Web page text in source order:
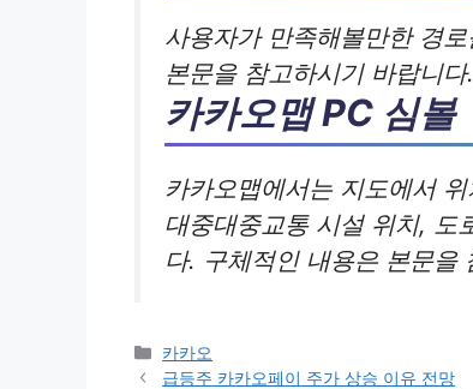
사용자가 만족해볼만한 경
본문을 참고하시기 바랍니다.
카카오맵 PC 심볼
카카오맵에서는 지도에서
대중대중교통 시설 위치, 도
다. 구체적인 내용은 본문을
카
테
카카오
급등주 카카오페이 주가 상승 이유 전망